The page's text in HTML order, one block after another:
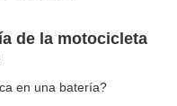
de la motocicleta
en una batería?